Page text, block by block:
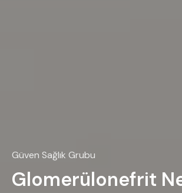
Güven Sağlık Grubu
Glomerülonefrit